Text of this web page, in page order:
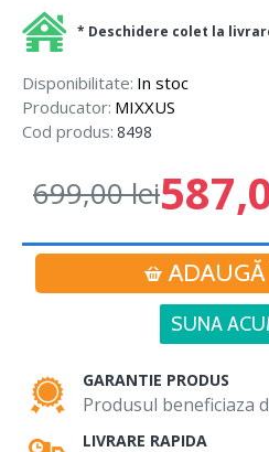
Disponibilitate: In stoc
Producator: MIXXUS
Cod produs: 8498
699,00 lei
SUNA
* Deschidere colet la
GARANTIE PRODUS
Produsul beneficiaza
LIVRARE RAPIDA